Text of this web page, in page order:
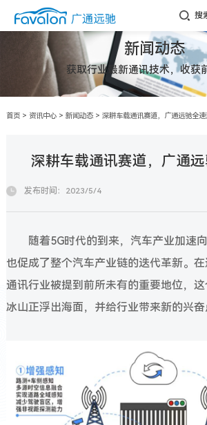
搜
新闻动态
获取行业最新通讯技术，收获
首页> 资讯中心> 新闻动态> 深耕车载通讯赛道，广通远驰全
深耕车载通讯赛道，广通
发布时间：2023/5/4
随着5G时代的到来，汽车产业加速
也促成了整个汽车产业链的迭代革新。
通讯行业被提到前所未有的重要地位，
冰山正浮出海面，并给行业带来新的兴奋